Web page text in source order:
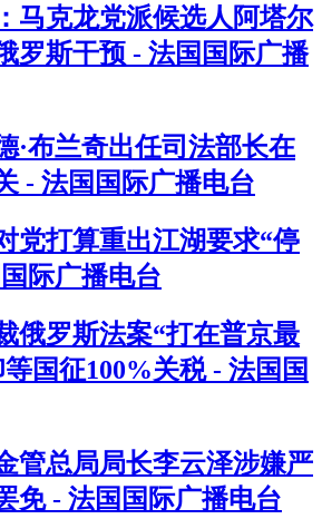
马克龙党派候选人阿塔尔
罗斯干预 - 法国国际广播
·布兰奇出任司法部长在
- 法国国际广播电台
党打算重出江湖要求“停
际广播电台
俄罗斯法案“打在普京最
国征100%关税 - 法国国
管总局局长李云泽涉嫌严
免 - 法国国际广播电台